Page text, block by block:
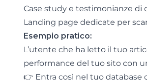
Case study e testimonianze di
Landing page dedicate per
Esempio pratico:
L’utente che ha letto il tuo
performance del tuo sito con
👉 Entra così nel tuo